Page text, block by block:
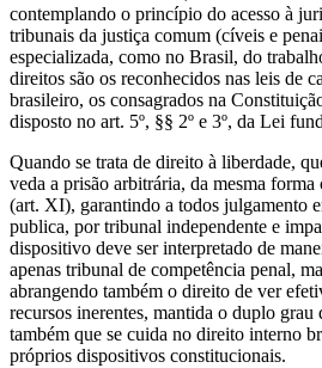
contemplando o princípio do acesso à
tribunais da justiça comum (cíveis e
especializada, como no Brasil, do
direitos são os reconhecidos nas leis de
brasileiro, os consagrados na
disposto no art. 5º, §§ 2º e 3º, da Lei
Quando se trata de direito à liberdade,
veda a prisão arbitrária, da mesma
(art. XI), garantindo a todos julgamento
publica, por tribunal independente e
dispositivo deve ser interpretado de
apenas tribunal de competência penal,
abrangendo também o direito de ver
recursos inerentes, mantida o duplo grau
também que se cuida no direito interno
próprios dispositivos constitucionais.